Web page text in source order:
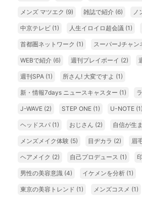
メンズ マツエク (9) 雑誌で紹介 (6) ノ
中京テレビ (1) 人生イロイロ超会議 (1)
首都圏ネットワーク (1) スーパーJチャン
WEBで紹介 (6) 週刊プレイボーイ (2)
週刊SPA (1) 所さん! 大変ですよ (1)
新・情報7days ニュースキャスター (1)
J-WAVE (2) STEP ONE (1) U-NOTE (1)
ヘッドスパ (1) おじさん (2) 自信が生
メンズメイク体験 (5) 目ヂカラ (2) 眉
ヘアメイク (2) 自己プロデュース (1)
男性の美容意識 (4) イケメンを分析 (1)
東京の美容トレンド (1) メンズコスメ (1)